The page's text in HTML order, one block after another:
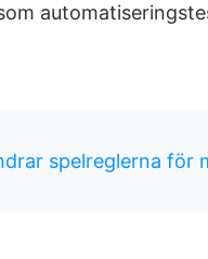
spelreglerna för